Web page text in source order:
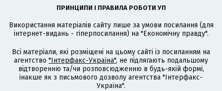
ПРИНЦИПИ І ПРАВИЛА РОБОТИ УП
Використання матеріалів сайту лише за умови посилання (для
інтернет-видань - гіперпосилання) на "Економічну правду".
Всі матеріали, які розміщені на цьому сайті із посиланням на
агентство "Інтерфакс-Україна", не підлягають подальшому
відтворенню та/чи розповсюдженню в будь-якій формі,
інакше як з письмового дозволу агентства "Інтерфакс-
Україна".